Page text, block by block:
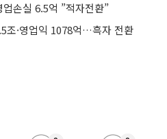
손실 6.5억 ”적자전환”
조·영업익 1078억…흑자 전환